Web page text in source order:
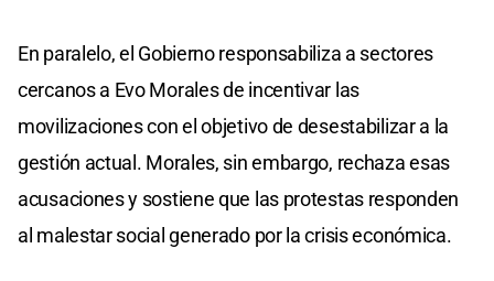
En paralelo, el Gobierno responsabiliza a sectores
cercanos a Evo Morales de incentivar las
movilizaciones con el objetivo de desestabilizar a la
gestión actual. Morales, sin embargo, rechaza esas
acusaciones y sostiene que las protestas responden
al malestar social generado por la crisis económica.